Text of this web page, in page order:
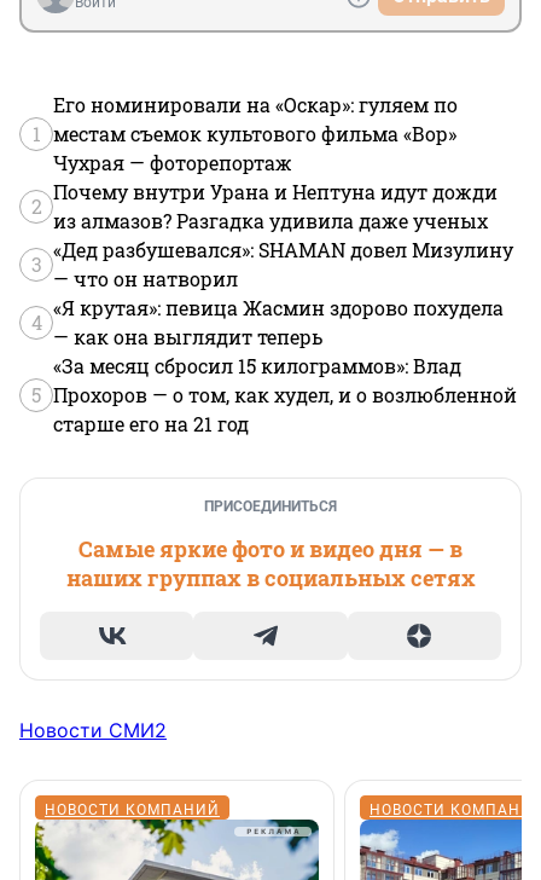
1
Его номинировали на «Оскар»: гуляем по
местам съемок культового фильма «Вор»
Чухрая — фоторепортаж
2
Почему внутри Урана и Нептуна идут дожди
из алмазов? Разгадка удивила даже ученых
3
«Дед разбушевался»: SHAMAN довел Мизулину
— что он натворил
4
«Я крутая»: певица Жасмин здорово похудела
— как она выглядит теперь
5
«За месяц сбросил 15 килограммов»: Влад
Прохоров — о том, как худел, и о возлюбленной
старше его на 21 год
ПРИСОЕДИНИТЬСЯ
Самые яркие фото и видео дня — в
наших группах в социальных сетях
Новости СМИ2
НОВОСТИ КОМПАНИЙ НОВОСТИ